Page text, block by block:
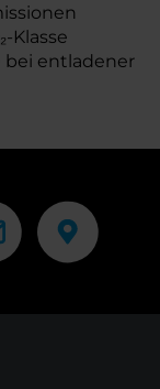
Klasse
bei entladener